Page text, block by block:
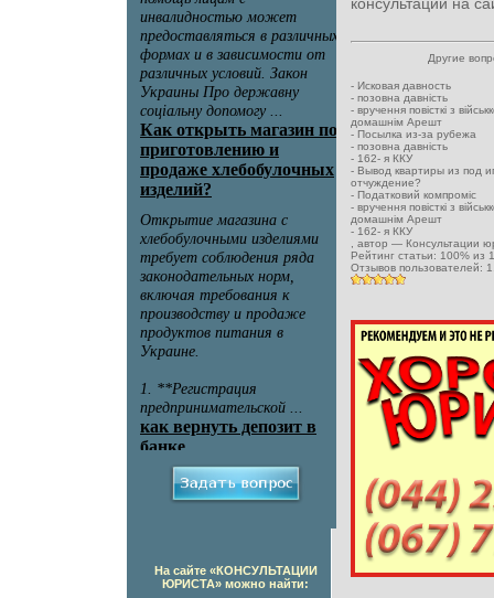
Другие
- Исковая давность
- позовна давність
- вручення повісткі з
домашнім Арешт
- Посылка из-за рубежа
- позовна давність
- 162- я ККУ
- Вывод квартиры из под
отчуждение?
- Податковий компроміс
- вручення повісткі з
домашнім Арешт
- 162- я ККУ
, автор — Консультации
Рейтинг статьи: 100% из
Отзывов пользователей: 1
На сайте «КОНСУЛЬТАЦИИ
ЮРИСТА» можно найти: